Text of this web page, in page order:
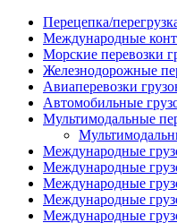
Перецепка/
Международные
Морские перевозки
Железнодорожные
Авиаперевозки
Автомобильные
Мультимодальные
Международные
Международные
Международные
Международные
Международные